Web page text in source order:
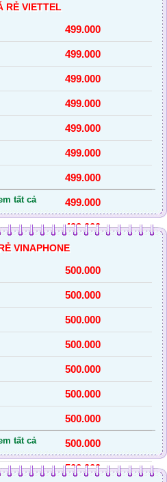
5.000.000
RẺ VIETTEL
499.000
499.000
499.000
499.000
499.000
499.000
499.000
499.000
499.000
499.000
499.000
499.000
499.000
499.000
499.000
499.000
499.000
499.000
500.000
tất cả
VINAPHONE
500.000
500.000
500.000
500.000
500.000
500.000
500.000
500.000
500.000
tất cả